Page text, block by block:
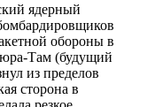
ядерный
обороны в
Там (будущий
из пределов
сторона в